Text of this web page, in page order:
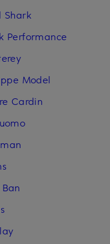
Shark
Performance
Model
Cardin